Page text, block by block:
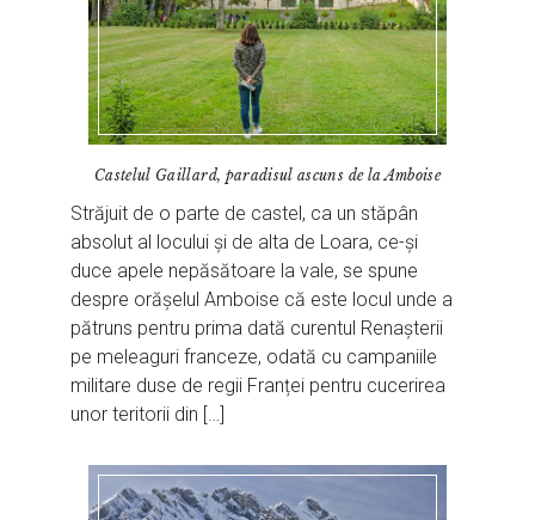
Castelul Gaillard, paradisul ascuns de la Amboise
Străjuit de o parte de castel, ca un stăpân
absolut al locului și de alta de Loara, ce-și
duce apele nepăsătoare la vale, se spune
despre orășelul Amboise că este locul unde a
pătruns pentru prima dată curentul Renașterii
pe meleaguri franceze, odată cu campaniile
militare duse de regii Franței pentru cucerirea
unor teritorii din […]